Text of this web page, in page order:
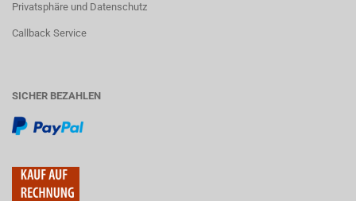
Privatsphäre und Datenschutz
Callback Service
SICHER BEZAHLEN